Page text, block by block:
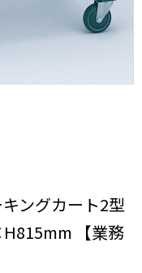
ングカート2型
【業務